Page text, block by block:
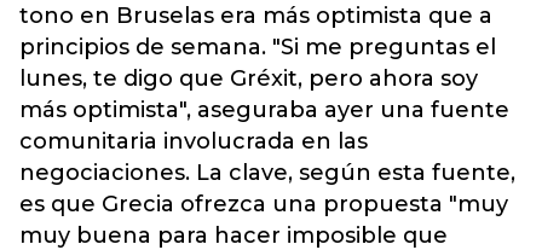
tono en Bruselas era más optimista que a
principios de semana. "Si me preguntas el
lunes, te digo que Gréxit, pero ahora soy
más optimista", aseguraba ayer una fuente
comunitaria involucrada en las
negociaciones. La clave, según esta fuente,
es que Grecia ofrezca una propuesta "muy
muy buena para hacer imposible que